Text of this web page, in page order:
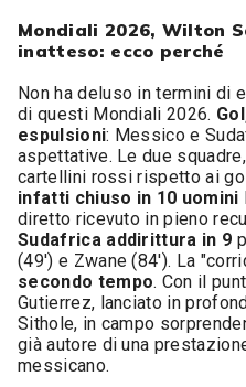
Mondiali 2026, Wilton
inatteso: ecco perché
Non ha deluso in termini di
di questi Mondiali 2026.
espulsioni: Messico e
aspettative. Le due
cartellini rossi rispetto ai
infatti chiuso in 10 uomini
diretto ricevuto in pieno
Sudafrica addirittura in 9
(49') e Zwane (84'). La
secondo tempo. Con il
Gutierrez, lanciato in
Sithole, in campo
già autore di una
messicano.